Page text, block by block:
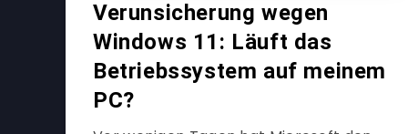
Verunsicherung wegen
Windows 11: Läuft das
Betriebssystem auf meinem
PC?